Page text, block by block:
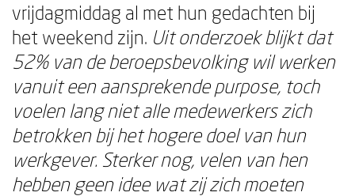
vrijdagmiddag al met hun gedachten bij
het weekend zijn. Uit onderzoek blijkt dat
52% van de beroepsbevolking wil werken
vanuit een aansprekende purpose, toch
voelen lang niet alle medewerkers zich
betrokken bij het hogere doel van hun
werkgever. Sterker nog, velen van hen
hebben geen idee wat zij zich moeten